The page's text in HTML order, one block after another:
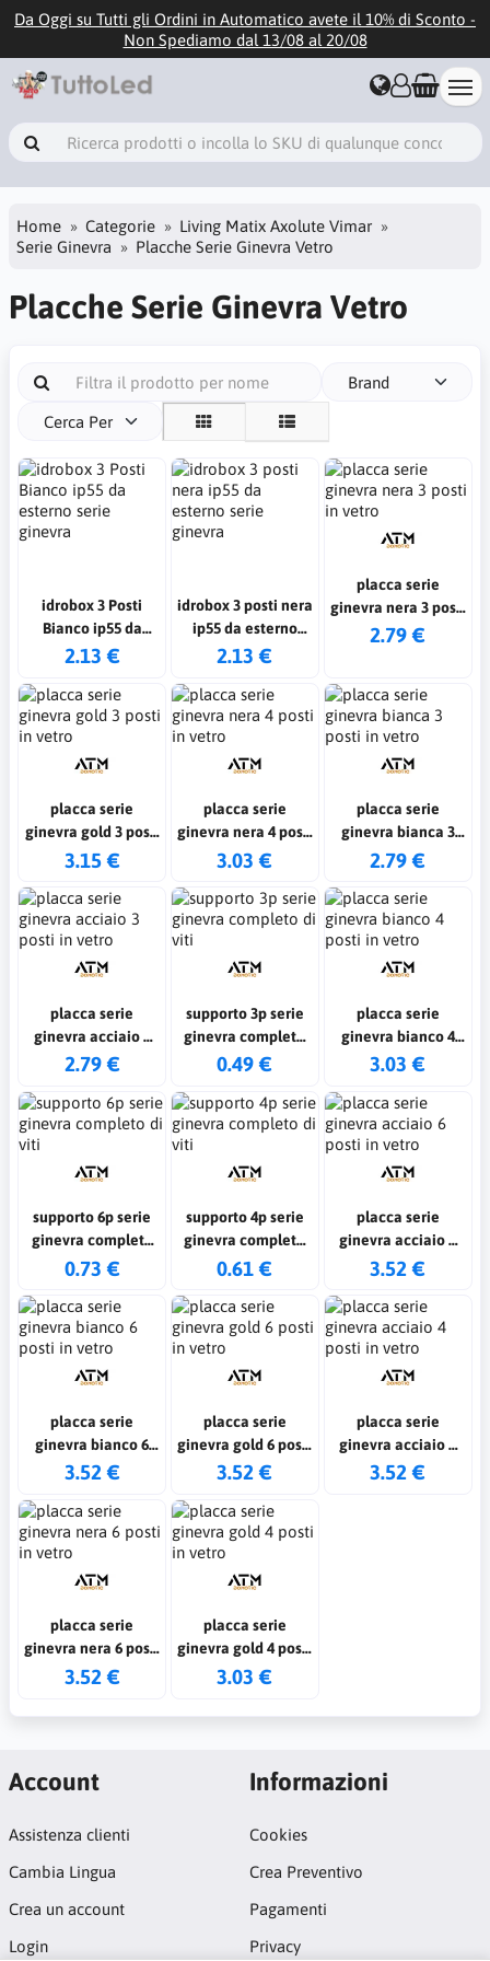
Da Oggi su Tutti gli Ordini in Automatico avete il 10% di Sconto -
Non Spediamo dal 13/08 al 20/08
Home Categorie
Living Matix Axolute Vimar
Serie Ginevra
Placche Serie Ginevra Vetro
Placche Serie Ginevra Vetro
Brand
Cerca Per
idrobox 3 Posti
Bianco ip55 da
esterno serie
2.13 €
idrobox 3 posti nera
ip55 da esterno
serie ginevra
2.13 €
placca serie
ginevra nera 3 posti
in vetro
2.79 €
placca serie
ginevra gold 3 posti
in vetro
3.15 €
placca serie
ginevra nera 4 posti
in vetro
3.03 €
placca serie
ginevra bianca 3
posti in vetro
2.79 €
placca serie
ginevra acciaio 3
posti in vetro
2.79 €
supporto 3p serie
ginevra completo
di viti
0.49 €
placca serie
ginevra bianco 4
posti in vetro
3.03 €
supporto 6p serie
ginevra completo
di viti
0.73 €
supporto 4p serie
ginevra completo
di viti
0.61 €
placca serie
ginevra acciaio 6
posti in vetro
3.52 €
placca serie
ginevra bianco 6
posti in vetro
3.52 €
placca serie
ginevra gold 6 posti
in vetro
3.52 €
placca serie
ginevra acciaio 4
posti in vetro
3.52 €
placca serie
ginevra nera 6 posti
in vetro
3.52 €
placca serie
ginevra gold 4 posti
in vetro
3.03 €
Account
Assistenza clienti
Cambia Lingua
Crea un account
Login
Informazioni
Cookies
Crea Preventivo
Pagamenti
Privacy